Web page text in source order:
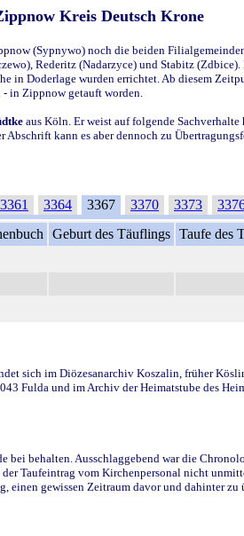
Kreis Deutsch Krone
(Sypnywo) noch die beiden
Rederitz (Nadarzyce) und Stabitz
Doderlage wurden errichtet. Ab diesem
in Zippnow getauft worden.
aus Köln. Er weist auf folgende
kann es aber dennoch zu
3361 3364 3367 3370 3373
Geburt des Täuflings Taufe des
sich im Diözesanarchiv Koszalin, früher
Fulda und im Archiv der Heimatstube des
behalten. Ausschlaggebend war die
Taufeintrag vom Kirchenpersonal nicht
gewissen Zeitraum davor und dahinter